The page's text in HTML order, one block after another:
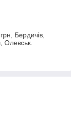
Бердичів,
Олевськ.